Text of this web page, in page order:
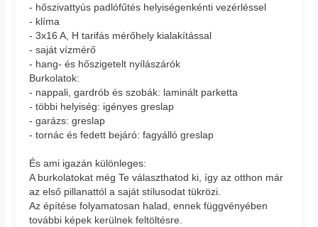
- hőszivattyús padlófűtés helyiségenkénti vezérléssel
- klíma
- 3x16 A, H tarifás mérőhely kialakítással
- saját vízmérő
- hang- és hőszigetelt nyílászárók
Burkolatok:
- nappali, gardrób és szobák: laminált parketta
- többi helyiség: igényes greslap
- garázs: greslap
- tornác és fedett bejáró: fagyálló greslap
És ami igazán különleges:
A burkolatokat még Te választhatod ki, így az otthon már
az első pillanattól a saját stílusodat tükrözi.
Az építése folyamatosan halad, ennek függvényében
további képek kerülnek feltöltésre.